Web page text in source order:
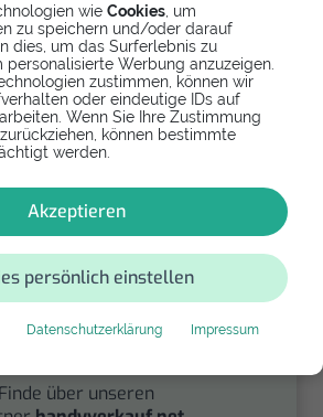
wie Cookies , um
zu speichern und/oder darauf
dies, um das Surferlebnis zu
personalisierte Werbung anzuzeigen.
zustimmen, können wir
oder eindeutige IDs auf
Wenn Sie Ihre Zustimmung
können bestimmte
werden.
Akzeptieren
persönlich einstellen
Datenschutzerklärung Impressum
Spenden
Dein Gerät über
einen guten Zweck.
Finde über unseren